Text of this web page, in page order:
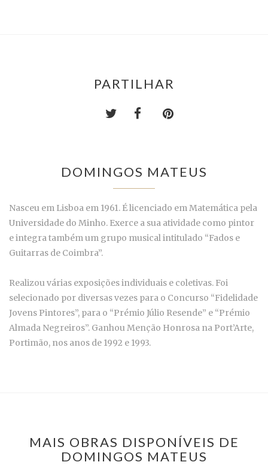
PARTILHAR
DOMINGOS MATEUS
Nasceu em Lisboa em 1961. É licenciado em Matemática pela
Universidade do Minho. Exerce a sua atividade como pintor
e integra também um grupo musical intitulado “Fados e
Guitarras de Coimbra”.
Realizou várias exposições individuais e coletivas. Foi
selecionado por diversas vezes para o Concurso “Fidelidade
Jovens Pintores”, para o “Prémio Júlio Resende” e “Prémio
Almada Negreiros”. Ganhou Menção Honrosa na Port’Arte,
Portimão, nos anos de 1992 e 1993.
MAIS OBRAS DISPONÍVEIS DE
DOMINGOS MATEUS